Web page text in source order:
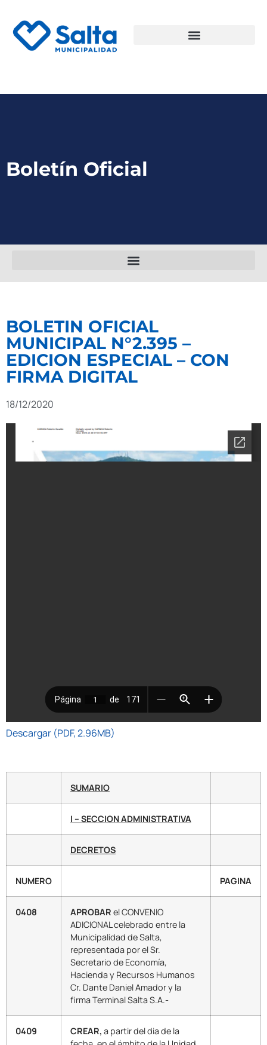
Boletín Oficial
BOLETIN OFICIAL
MUNICIPAL N°2.395 –
EDICION ESPECIAL – CON
FIRMA DIGITAL
18/12/2020
Descargar (PDF, 2.96MB)
SUMARIO
I – SECCION ADMINISTRATIVA
DECRETOS
NUMERO PAGINA
0408 APROBAR el CONVENIO
ADICIONAL celebrado entre la
Municipalidad de Salta,
representada por el Sr.
Secretario de Economía,
Hacienda y Recursos Humanos
Cr. Dante Daniel Amador y la
firma Terminal Salta S.A.-
0409 CREAR, a partir del dia de la